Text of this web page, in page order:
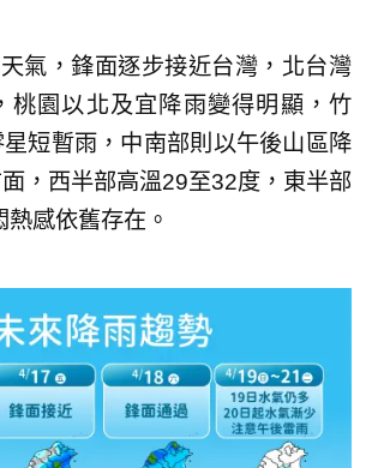
氣，鋒面逐步接近台灣，北台灣
桃園以北及宜降雨變得明顯，竹
短暫雨，中南部則以午後山區降
，西半部高溫29至32度，東半部
感依舊存在。